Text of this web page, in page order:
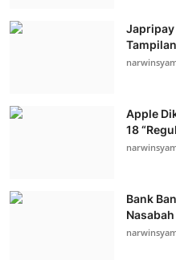
Japripay
Apple
18
Bank